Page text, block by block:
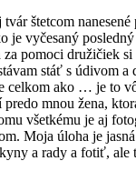
štetcom nanesené
je vyčesaný
pomoci družičiek si
stáť s údivom a
celkom ako … je to
mnou žena,
všetkému je aj
Moja úloha je
a rady a fotiť, ale